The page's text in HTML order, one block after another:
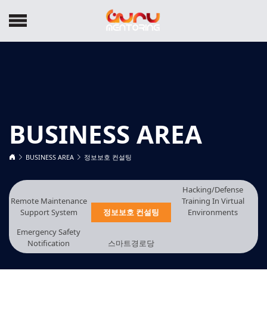
BUSINESS AREA
BUSINESS AREA 정보보호 컨설팅
Remote Maintenance
Support System
정보보호 컨설팅
Hacking/Defense
Training In Virtual
Environments
Emergency Safety
Notification
스마트경로당